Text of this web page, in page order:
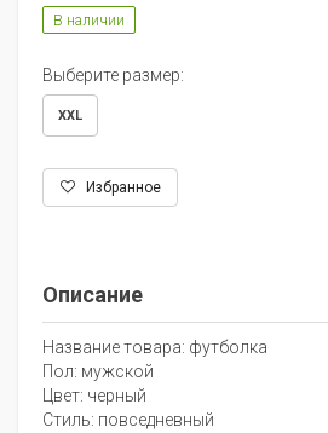
В наличии
Выберите размер:
XXL
Избранное
Описание
Название товара: футболка
Пол: мужской
Цвет: черный
Стиль: повседневный